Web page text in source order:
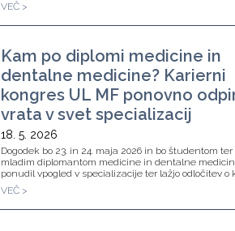
VEČ >
Kam po diplomi medicine in
dentalne medicine? Karierni
kongres UL MF ponovno
vrata v svet specializacij
18. 5. 2026
Dogodek bo 23. in 24. maja 2026 in bo študentom ter
mladim diplomantom medicine in dentalne
ponudil vpogled v specializacije ter lažjo odločitev o
VEČ >